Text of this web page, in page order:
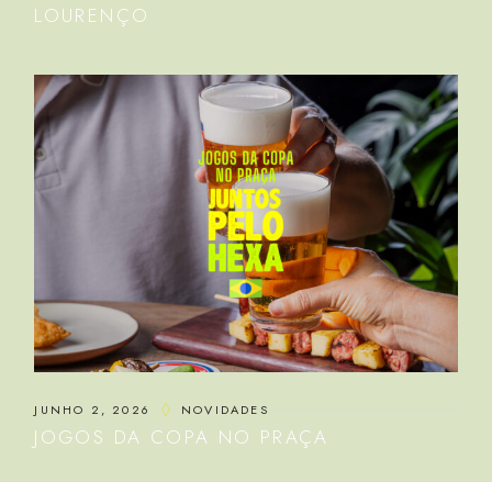
LOURENÇO
JUNHO 2, 2026 NOVIDADES
JOGOS DA COPA NO PRAÇA